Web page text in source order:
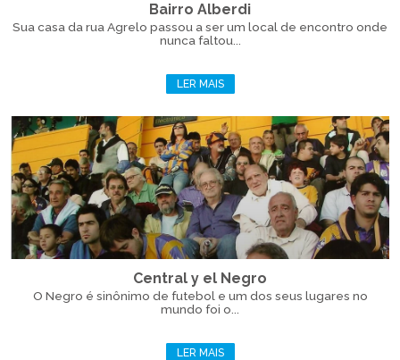
Bairro Alberdi
Sua casa da rua Agrelo passou a ser um local de encontro onde
nunca faltou...
LER MAIS
Central y el Negro
O Negro é sinônimo de futebol e um dos seus lugares no
mundo foi o...
LER MAIS